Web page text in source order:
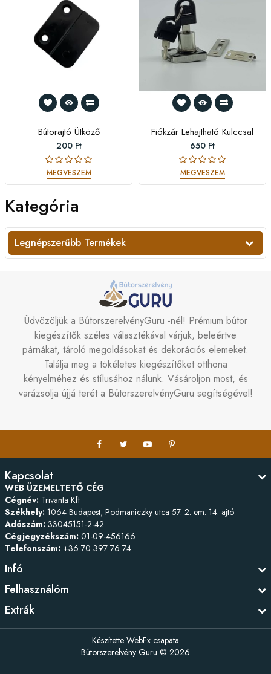
Bútorajtó Ütköző
200 Ft
MEGVESZEM
Fiókzár Lehajtható Kulccsal
650 Ft
MEGVESZEM
Kategória
Legnépszerűbb Termékek
Üdvözöljük a BútorszerelvényGuru -nél! Prémium bútor
kiegészítők széles választékával várjuk, beleértve
párnákat, tároló megoldásokat és dekorációs elemeket.
Találja meg a tökéletes kiegészítőket otthona
kényelméhez és stílusához nálunk. Vásároljon most, és
varázsolja újjá terét a BútorszerelvényGuru segítségével!
Kapcsolat
WEB ÜZEMELTETŐ CÉG
Cégnév: Trivanta Kft
Székhely: 1064 Budapest, Podmaniczky utca 57. 2. em. 14. ajtó
Adószám: 33045151-2-42
Cégjegyzékszám: 01-09-456166
Telefonszám: +36 70 397 76 74
Infó
Felhasználóm
Extrák
Készítette WebFx csapata
Bútorszerelvény Guru © 2026